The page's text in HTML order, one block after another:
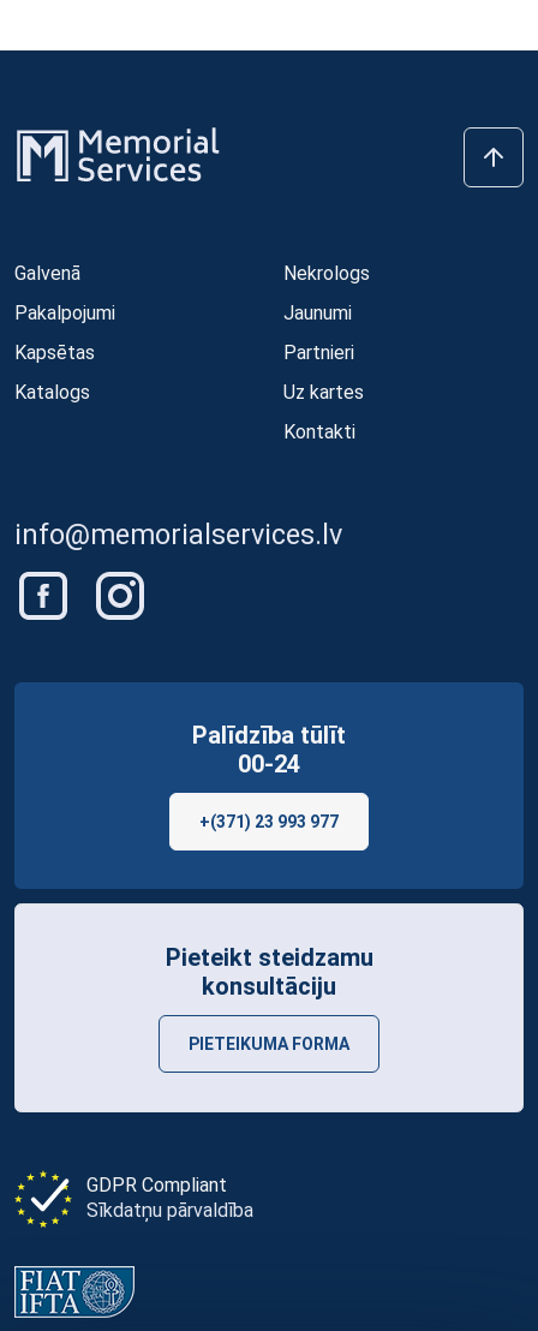
Galvenā
Pakalpojumi
Kapsētas
Katalogs
Nekrologs
Jaunumi
Partnieri
Uz kartes
Kontakti
info@memorialservices.lv
GDPR Compliant
Sīkdatņu pārvaldība
Palīdzība tūlīt
00-24
+(371) 23 993 977
Pieteikt steidzamu
konsultāciju
PIETEIKUMA FORMA